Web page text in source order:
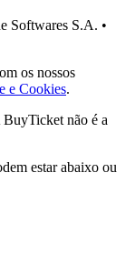
Softwares S.A. •
os nossos
e Cookies.
BuyTicket não é a
estar abaixo ou